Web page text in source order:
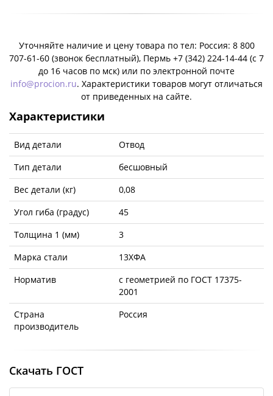
Уточняйте наличие и цену товара по тел: Россия: 8 800
707-61-60 (звонок бесплатный), Пермь +7 (342) 224-14-44 (c 7
до 16 часов по мск) или по электронной почте
info@procion.ru. Характеристики товаров могут отличаться
от приведенных на сайте.
Характеристики
Вид детали
Отвод
Тип детали
бесшовный
Вес детали (кг)
0,08
Угол гиба (градус)
45
Толщина 1 (мм)
3
Марка стали
13ХФА
Норматив
с геометрией по ГОСТ 17375-
2001
Страна
производитель
Россия
Скачать ГОСТ